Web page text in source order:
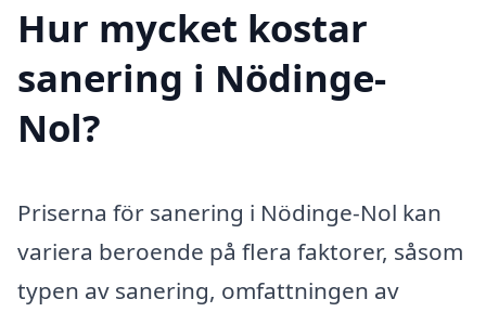
Hur mycket kostar
sanering i Nödinge-
Nol?
Priserna för sanering i Nödinge-Nol kan
variera beroende på flera faktorer, såsom
typen av sanering, omfattningen av